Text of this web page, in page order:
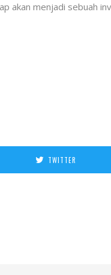
akan menjadi sebuah
TWITTER